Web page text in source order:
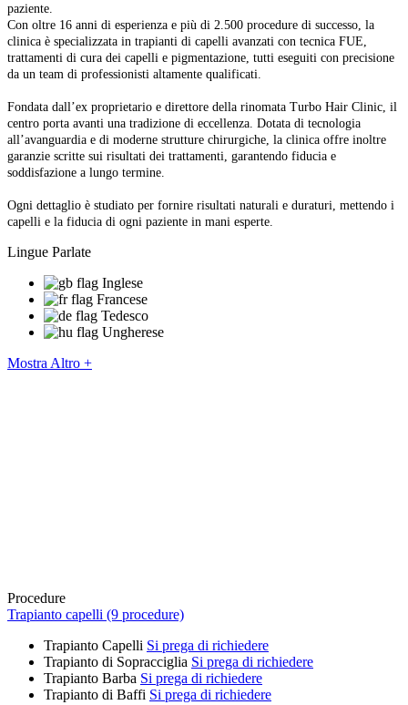
paziente.
Con oltre 16 anni di esperienza e più di 2.500 procedure di successo, la
clinica è specializzata in trapianti di capelli avanzati con tecnica FUE,
trattamenti di cura dei capelli e pigmentazione, tutti eseguiti con precisione
da un team di professionisti altamente qualificati.
Fondata dall’ex proprietario e direttore della rinomata Turbo Hair Clinic, il
centro porta avanti una tradizione di eccellenza. Dotata di tecnologia
all’avanguardia e di moderne strutture chirurgiche, la clinica offre inoltre
garanzie scritte sui risultati dei trattamenti, garantendo fiducia e
soddisfazione a lungo termine.
Ogni dettaglio è studiato per fornire risultati naturali e duraturi, mettendo i
capelli e la fiducia di ogni paziente in mani esperte.
Lingue Parlate
Inglese
Francese
Tedesco
Ungherese
Mostra Altro +
Procedure
Trapianto capelli (9 procedure)
Trapianto Capelli Si prega di richiedere
Trapianto di Sopracciglia Si prega di richiedere
Trapianto Barba Si prega di richiedere
Trapianto di Baffi Si prega di richiedere